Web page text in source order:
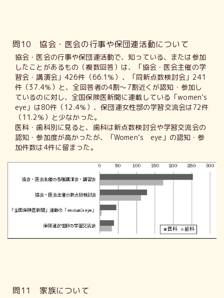
問10 協会・医会の行事や保団連活動について
協会・医会の行事や保団連活動で、知っている、または参加
したことがあるもの（複数回答）は、「協会・医会主催の学
習会・講演会」426件（66.1％）、「同新点数検討会」241
件（37.4％）と、全回答者の4割～7割近くが認知・参加し
ているのに対し、全国保険医新聞に連載している「women’s
eye」は80件（12.4％）、保団連女性部の学習交流会は72件
（11.2％）と少なかった。
医科・歯科別に見ると、歯科は新点数検討会や学習交流会の
認知・参加度が高かったが、「Women’s eye」の認知・参
加件数は4件に留まった。
問11 家族について